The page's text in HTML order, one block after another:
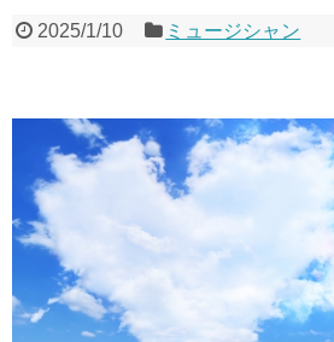
2025/1/10 ミュージシャン